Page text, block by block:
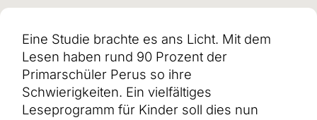
Patenschaft für Kinder in Not
Testament und Legat
Philanthropie
Unternehmenskooperationen
Erdbeben Venezuela
Hilfe für Ukraine
Einsatzgebiete
Wirkung und Erfolge
Mittelverwendung
Jahresbericht und Finanzen
Afrika
Asien
Lateinamerika
Eine Studie brachte es ans Licht. Mit dem
Lesen haben rund 90 Prozent der
Primarschüler Perus so ihre
Schwierigkeiten. Ein vielfältiges
Leseprogramm für Kinder soll dies nun